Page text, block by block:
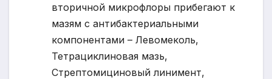
вторичной микрофлоры прибегают к
мазям с антибактериальными
компонентами – Левомеколь,
Тетрациклиновая мазь,
Стрептомициновый линимент,